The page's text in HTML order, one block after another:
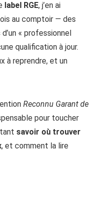
label RGE, j’en ai
au comptoir — des
« professionnel
qualification à jour.
à reprendre, et un
Reconnu Garant de
pour toucher
savoir où trouver
, et comment la lire